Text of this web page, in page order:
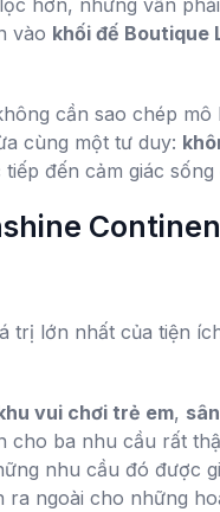
vào khối đế Boutique
cần sao chép
cùng một tư duy:
đến cảm giác sống
trị lớn nhất của tiện
vui chơi trẻ em,
cho ba nhu cầu rất
nhu cầu đó được
ngoài cho những